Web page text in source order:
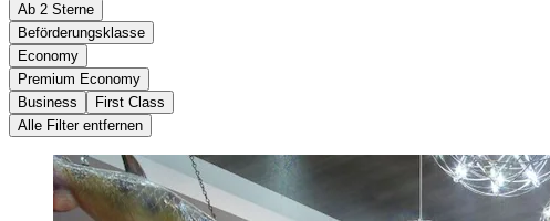
Ab 2 Sterne
Beförderungsklasse
Economy
Premium Economy
Business
First Class
Alle Filter entfernen